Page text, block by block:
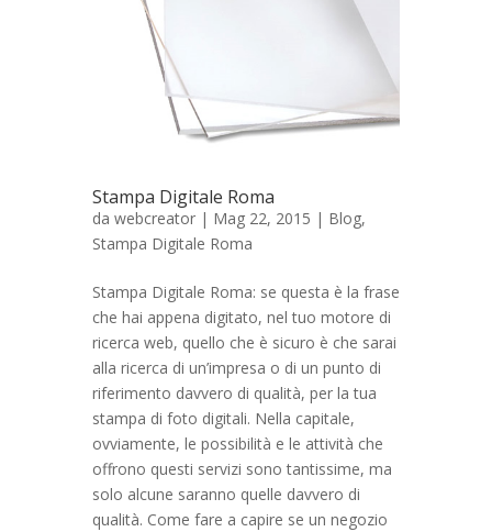
Stampa Digitale Roma
da webcreator | Mag 22, 2015 | Blog,
Stampa Digitale Roma
Stampa Digitale Roma: se questa è la frase
che hai appena digitato, nel tuo motore di
ricerca web, quello che è sicuro è che sarai
alla ricerca di un’impresa o di un punto di
riferimento davvero di qualità, per la tua
stampa di foto digitali. Nella capitale,
ovviamente, le possibilità e le attività che
offrono questi servizi sono tantissime, ma
solo alcune saranno quelle davvero di
qualità. Come fare a capire se un negozio